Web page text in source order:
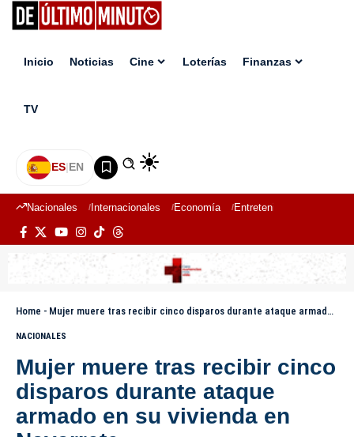
Inicio Noticias Cine Loterías Finanzas
TV
ES|EN
Nacionales Internacionales Economía Entretenimiento
Home - Mujer muere tras recibir cinco disparos durante ataque armado en su vivienda en Navarrete
NACIONALES
Mujer muere tras recibir cinco
disparos durante ataque
armado en su vivienda en